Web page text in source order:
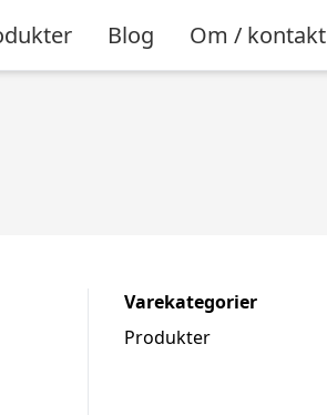
Blog Om / kontakt
Varekategorier
Produkter